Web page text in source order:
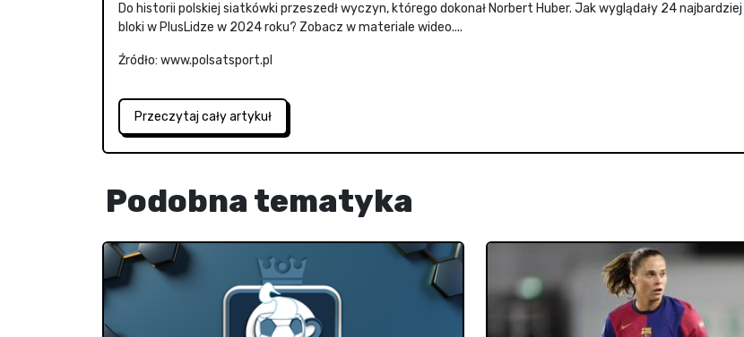
Do historii polskiej siatkówki przeszedł wyczyn, którego dokonał Norbert Huber. Jak wyglądały 24
bloki w PlusLidze w 2024 roku? Zobacz w materiale wideo....
Źródło: www.polsatsport.pl
Przeczytaj cały artykuł
Podobna tematyka